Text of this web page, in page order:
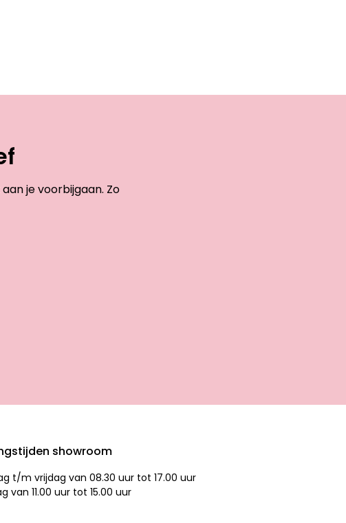
je voorbijgaan. Zo
showroom
t/m vrijdag van 08.30 uur tot 17.00 uur
van 11.00 uur tot 15.00 uur